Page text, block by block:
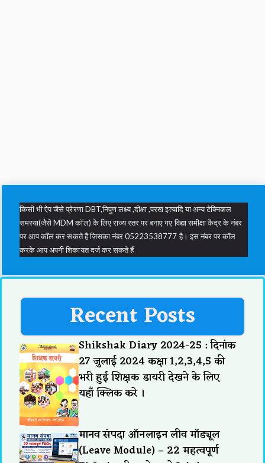
किसी भी ऐप जैसे प्रेरणा DBT,निपुण लक्ष्य ,दीक्षा ,परख इत्यादि या अन्य टेक्निकल
समस्या(जैसे MDM कॉल) के लिए राज्य स्तर पर बनाए गए विद्या समीक्षा केंद्र के नंबर
पर आप कॉल कर सकते हैं जिसका नंबर 05223538777 है। इस नंबर पर कॉल
करके आप अपनी शिकायत दर्ज कर सकते हैं
Recent Posts
Shikshak Diary 2024-25 : दिनांक
27 जुलाई 2024 कक्षा 1,2,3,4,5 की
भरी हुई शिक्षक डायरी देखने के लिए
यहाँ क्लिक करे ।
मानव संपदा ऑनलाइन लीव मॉड्यूल
(Leave Module) – 22 महत्वपूर्ण